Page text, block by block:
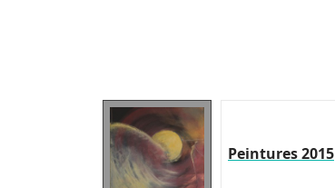
Peintures 2015